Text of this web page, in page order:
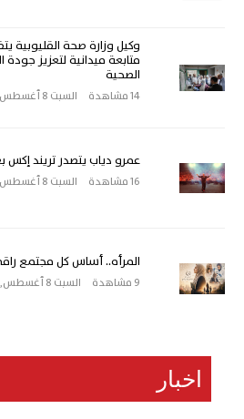
وكيل وزارة صحة
متابعة ميدانية لتعزيز جودة
الصحية
14 مشاهدة السبت 8 أغسطس, 2026 20:48
عمرو دياب يتصدر تريند إكس
16 مشاهدة السبت 8 أغسطس, 2026 20:45
المرأه.. أساس كل مجتمع
9 مشاهدة السبت 8 أغسطس, 2026 20:36
اخبار